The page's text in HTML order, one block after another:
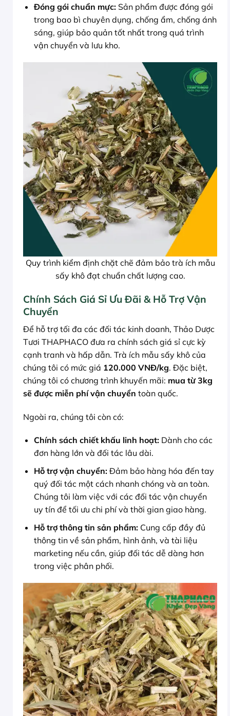
Đóng gói chuẩn mực:Sản phẩm được đóng gói
trong bao bì chuyên dụng, chống ẩm, chống ánh
sáng, giúp bảo quản tốt nhất trong quá trình
vận chuyển và lưu kho.
Quy trình kiểm định chặt chẽ đảm bảo trà ích mẫu
sấy khô đạt chuẩn chất lượng cao.
Chính Sách Giá Sỉ Ưu Đãi & Hỗ Trợ Vận
Chuyển
Để hỗ trợ tối đa các đối tác kinh doanh, Thảo Dược
Tươi THAPHACO đưa ra chính sách giá sỉ cực kỳ
cạnh tranh và hấp dẫn. Trà ích mẫu sấy khô của
chúng tôi có mức giá 120.000 VNĐ/kg. Đặc biệt,
chúng tôi có chương trình khuyến mãi: mua từ 3kg
sẽ được miễn phí vận chuyển toàn quốc.
Ngoài ra, chúng tôi còn có:
Chính sách chiết khấu linh hoạt:Dành cho các
đơn hàng lớn và đối tác lâu dài.
Hỗ trợ vận chuyển:Đảm bảo hàng hóa đến tay
quý đối tác một cách nhanh chóng và an toàn.
Chúng tôi làm việc với các đối tác vận chuyển
uy tín để tối ưu chi phí và thời gian giao hàng.
Hỗ trợ thông tin sản phẩm:Cung cấp đầy đủ
thông tin về sản phẩm, hình ảnh, và tài liệu
marketing nếu cần, giúp đối tác dễ dàng hơn
trong việc phân phối.